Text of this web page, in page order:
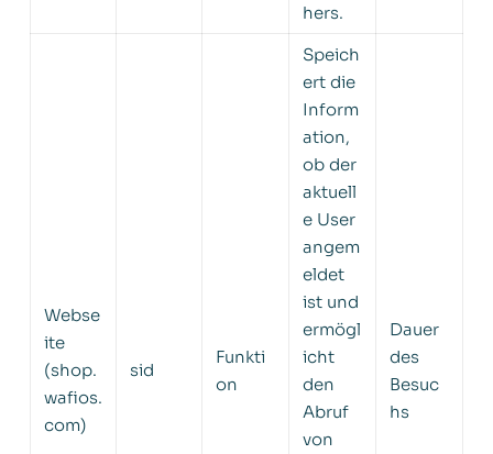
hers.
Webse
ite
(shop.
wafios.
com)
sid
Funkti
on
Speich
ert die
Inform
ation,
ob der
aktuell
e User
angem
eldet
ist und
ermögl
icht
den
Abruf
von
Dauer
des
Besuc
hs